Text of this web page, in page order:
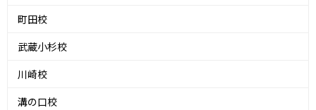
町田校
武蔵小杉校
川崎校
溝の口校